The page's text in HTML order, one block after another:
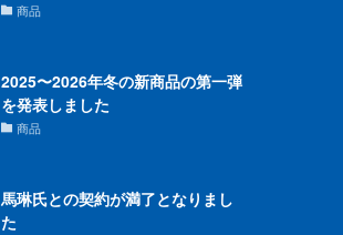
商品
2025〜2026年冬の新商品の第一弾
を発表しました
商品
馬琳氏との契約が満了となりまし
た